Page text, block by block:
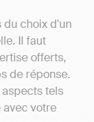
du choix d'un
Il faut
offerts,
de réponse.
tels
avec votre